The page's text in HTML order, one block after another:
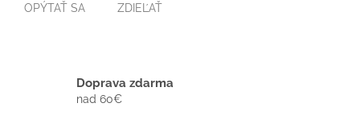
OPÝTAŤ SA ZDIEĽAŤ
Doprava zdarma
nad 60€